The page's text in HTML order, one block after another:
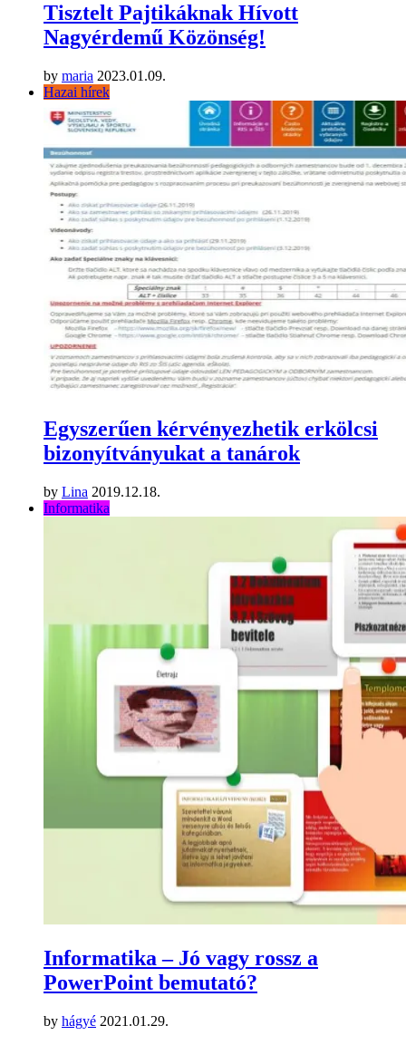
Tisztelt Pajtikáknak Hívott
Nagyérdemű Közönség!
by maria 2023.01.09.
Hazai hírek
Egyszerűen kérvényezhetik erkölcsi
bizonyítványukat a tanárok
by Lina 2019.12.18.
Informatika
Informatika – Jó vagy rossz a
PowerPoint bemutató?
by hágyé 2021.01.29.